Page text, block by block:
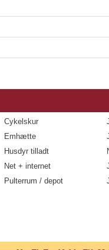
Cykelskur
Emhætte
Husdyr tilladt
Net + internet
Pulterrum / depot